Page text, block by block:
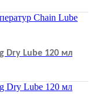
Dry Lube 120 мл